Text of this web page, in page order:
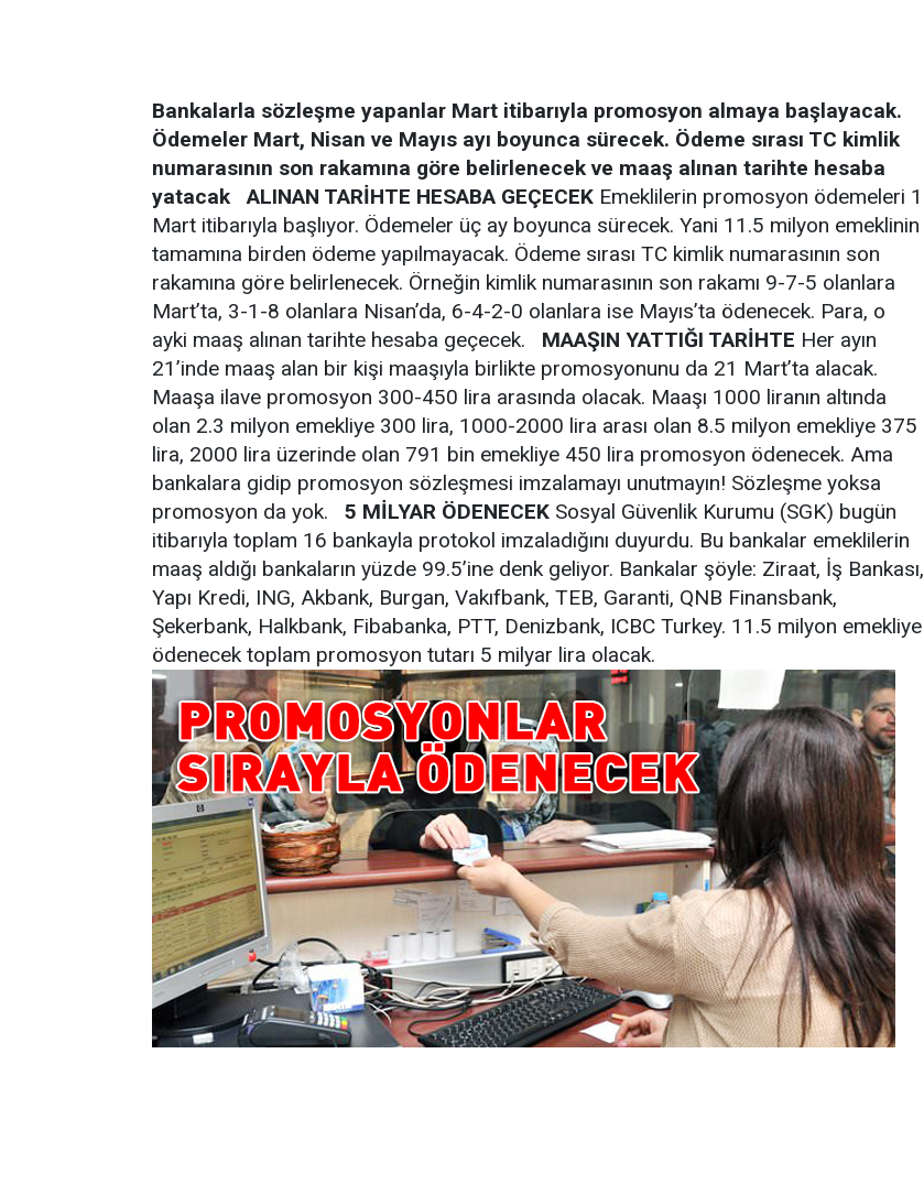
Bankalarla sözleşme yapanlar Mart itibarıyla promosyon almaya başlayacak.
Ödemeler Mart, Nisan ve Mayıs ayı boyunca sürecek. Ödeme sırası TC kimlik
numarasının son rakamına göre belirlenecek ve maaş alınan tarihte hesaba
yatacak
ALINAN TARİHTE HESABA GEÇECEK Emeklilerin promosyon ödemeleri 1
Mart itibarıyla başlıyor. Ödemeler üç ay boyunca sürecek. Yani 11.5 milyon emeklinin
tamamına birden ödeme yapılmayacak. Ödeme sırası TC kimlik numarasının son
rakamına göre belirlenecek. Örneğin kimlik numarasının son rakamı 9-7-5 olanlara
Mart’ta, 3-1-8 olanlara Nisan’da, 6-4-2-0 olanlara ise Mayıs’ta ödenecek. Para, o
ayki maaş alınan tarihte hesaba geçecek. MAAŞIN YATTIĞI TARİHTE Her ayın
21’inde maaş alan bir kişi maaşıyla birlikte promosyonunu da 21 Mart’ta alacak.
Maaşa ilave promosyon 300-450 lira arasında olacak. Maaşı 1000 liranın altında
olan 2.3 milyon emekliye 300 lira, 1000-2000 lira arası olan 8.5 milyon emekliye 375
lira, 2000 lira üzerinde olan 791 bin emekliye 450 lira promosyon ödenecek. Ama
bankalara gidip promosyon sözleşmesi imzalamayı unutmayın! Sözleşme yoksa
promosyon da yok. 5 MİLYAR ÖDENECEK Sosyal Güvenlik Kurumu (SGK) bugün
itibarıyla toplam 16 bankayla protokol imzaladığını duyurdu. Bu bankalar emeklilerin
maaş aldığı bankaların yüzde 99.5’ine denk geliyor. Bankalar şöyle: Ziraat, İş Bankası,
Yapı Kredi, ING, Akbank, Burgan, Vakıfbank, TEB, Garanti, QNB Finansbank,
Şekerbank, Halkbank, Fibabanka, PTT, Denizbank, ICBC Turkey. 11.5 milyon emekliye
ödenecek toplam promosyon tutarı 5 milyar lira olacak.